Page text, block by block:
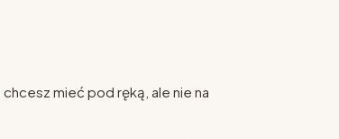
mieć pod ręką, ale nie na